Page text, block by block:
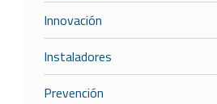
Innovación
Instaladores
Prevención